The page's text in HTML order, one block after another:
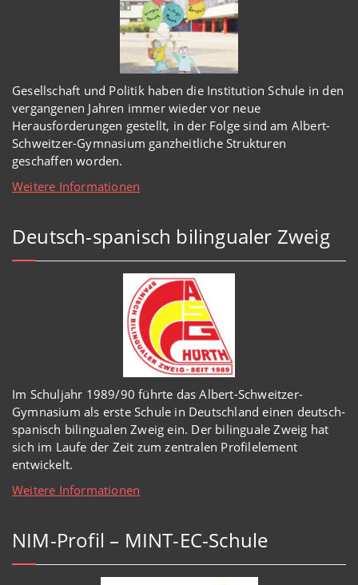
Gesellschaft und Politik haben die Institution Schule in den
vergangenen Jahren immer wiedervor neue
Herausforderungen gestellt, in der Folge sind am Albert-
Schweitzer-Gymnasium ganzheitliche Strukturen
geschaffen worden.
Weitere Informationen
Deutsch-spanisch bilingualer Zweig
Im Schuljahr 1989/90 führte das Albert-Schweitzer-
Gymnasium als erste Schule in Deutschland einen deutsch-
spanisch bilingualen Zweig ein. Der bilinguale Zweig hat
sich im Laufe der Zeit zum zentralen Profilelement
entwickelt.
Weitere Informationen
NIM-Profil – MINT-EC-Schule